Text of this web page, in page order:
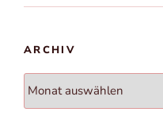
ARCHIV